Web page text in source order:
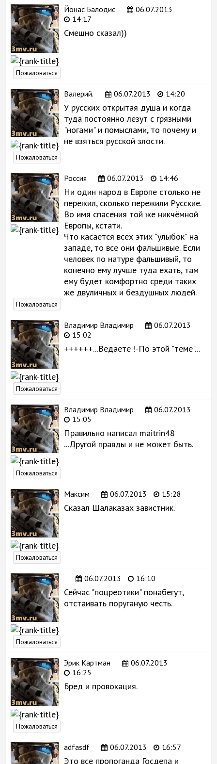
Йонас Балодис
06.07.2013
14:17
Смешно сказал))
Пожаловаться
Валерий. 06.07.2013 14:20
У русских открытая душа и когда
туда постоянно лезут с грязными
"ногами" и помыслами, то почему и
не взяться русской злости.
Пожаловаться
Россия 06.07.2013 14:46
Ни один народ в Европе столько не
пережил, сколько пережили Русские.
Во имя спасения той же никчёмной
Европы, кстати.
Что касается всех этих "улыбок" на
западе, то все они фальшивые. Если
человек по натуре фальшивый, то
конечно ему лучше туда ехать, там
ему будет комфортно среди таких
же двуличных и бездушных людей.
Пожаловаться
Владимир Владимир
06.07.2013
15:02
++++++...Ведаете !-По этой "теме"...
Пожаловаться
Владимир Владимир
06.07.2013
15:05
Правильно написал maitrin48
...Другой правды и не может быть.
Пожаловаться
Максим 06.07.2013 15:28
Сказал Шалаказах завистник.
Пожаловаться
06.07.2013 16:10
Сейчас "поцреотики" понабегут,
отстаивать поруганую честь.
Пожаловаться
Эрик Картман
06.07.2013
16:25
Бред и провокация.
Пожаловаться
adfasdf 06.07.2013 16:57
Это все пропоганда Госдепа и